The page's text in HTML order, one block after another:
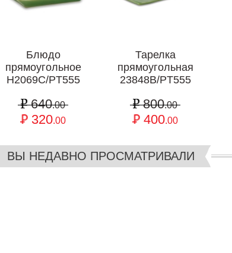
Блюдо
прямоугольное
H2069C/PT555
640.00
320.00
Тарелка
прямоугольная
23848В/PT555
800.00
400.00
ВЫ НЕДАВНО ПРОСМАТРИВАЛИ